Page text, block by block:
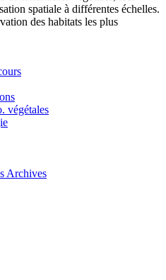
spatiale à différentes échelles.
des habitats les plus
végétales
Archives